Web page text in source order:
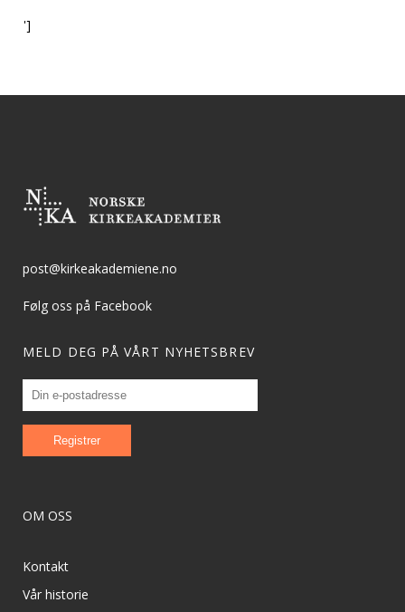
']
post@kirkeakademiene.no
Følg oss på Facebook
MELD DEG PÅ VÅRT NYHETSBREV
OM OSS
Kontakt
Vår historie